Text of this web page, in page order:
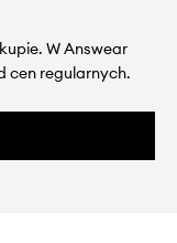
W Answear
cen regularnych.